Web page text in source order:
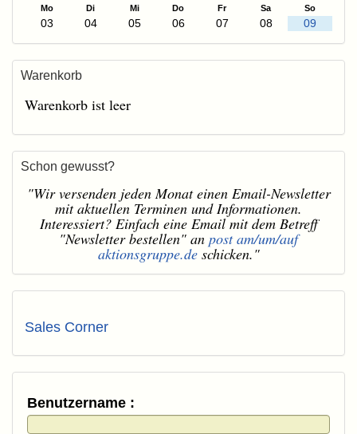
Mo Di Mi Do Fr Sa So
03 04 05 06 07 08 09
Warenkorb
Warenkorb ist leer
Schon gewusst?
"Wir versenden jeden Monat einen Email-Newsletter
mit aktuellen Terminen und Informationen.
Interessiert? Einfach eine Email mit dem Betreff
"Newsletter bestellen" an post am/um/auf
aktionsgruppe.deschicken."
Sales Corner
Benutzername :